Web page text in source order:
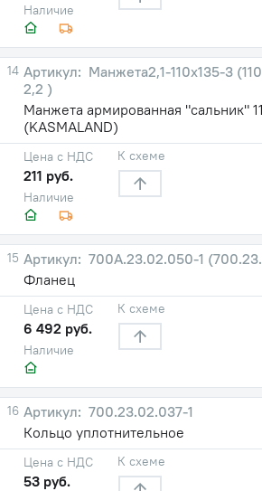
Наличие
14
Манжета2,1-110х135-3
2,2 )
Манжета армированная "сальник"
(KASMALAND)
Наличие
Цена с НДС
211 руб.
К схеме
15
700А.23.02.050-1
Фланец
Наличие
Цена с НДС
6 492 руб.
К схеме
16
700.23.02.037-1
Кольцо уплотнительное
Цена с НДС
53 руб.
К схеме